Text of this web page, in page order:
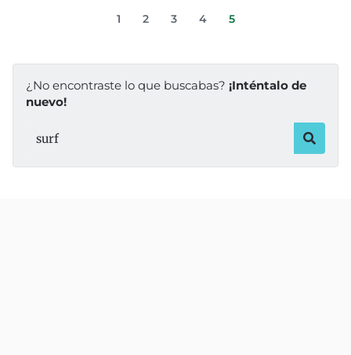
1 2 3 4 5
¿No encontraste lo que buscabas? ¡Inténtalo de
nuevo!